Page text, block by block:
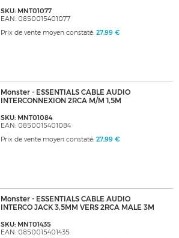
SKU: MNT01077
EAN: 0850015401077
Prix de vente moyen constaté: 27,99 €
Monster - ESSENTIALS CABLE AUDIO
INTERCONNEXION 2RCA M/M 1,5M
SKU: MNT01084
EAN: 0850015401084
Prix de vente moyen constaté: 27,99 €
Monster - ESSENTIALS CABLE AUDIO
INTERCO JACK 3,5MM VERS 2RCA MALE 3M
SKU: MNT01435
EAN: 0850015401435